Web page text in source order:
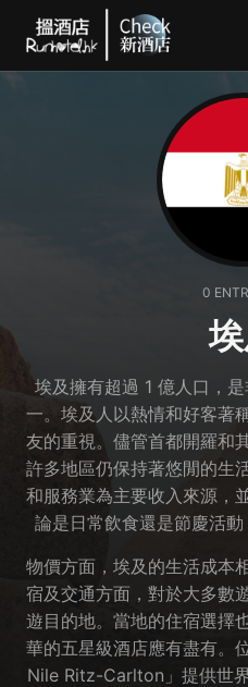
Check
酒
0
埃及擁有超過 1 億人口，
一。埃及人以熱情和好客著
友的重視。儘管首都開羅和
許多地區仍保持著悠閒的生
和服務業為主要收入來源，
論是日常飲食還是節慶活動
物價方面，埃及的生活成本
宿及交通方面，對於大多數
遊目的地。當地的住宿選擇
華的五星級酒店應有盡有。
Nile Ritz-Carlton」提供世